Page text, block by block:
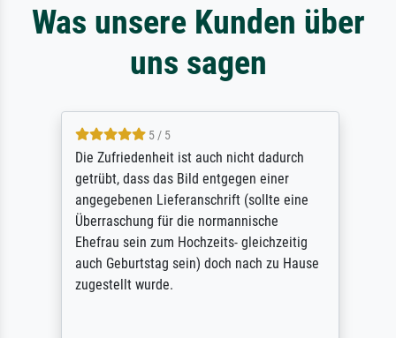
Was unsere Kunden über
uns sagen
5 / 5
Die Zufriedenheit ist auch nicht dadurch
getrübt, dass das Bild entgegen einer
angegebenen Lieferanschrift (sollte eine
Überraschung für die normannische
Ehefrau sein zum Hochzeits- gleichzeitig
auch Geburtstag sein) doch nach zu Hause
zugestellt wurde.